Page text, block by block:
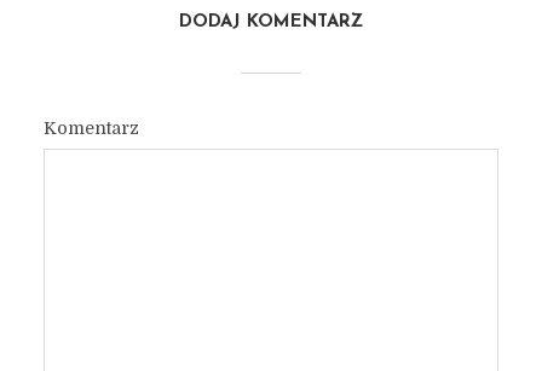
DODAJ KOMENTARZ
Komentarz